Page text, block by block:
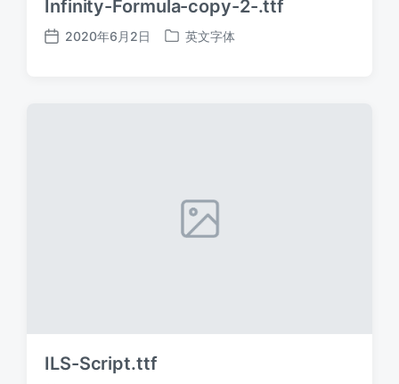
Infinity-Formula-copy-2-.ttf
发
2020年6月2日
发
英文字体
ILS-Script.ttf